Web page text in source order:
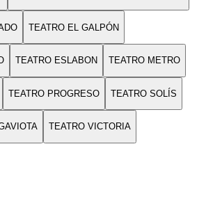
TEATRO EL GALPÓN
TEATRO ESLABON TEATRO METRO
TEATRO PROGRESO TEATRO SOLÍS
TEATRO VICTORIA